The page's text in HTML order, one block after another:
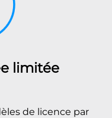
limitée
de licence par